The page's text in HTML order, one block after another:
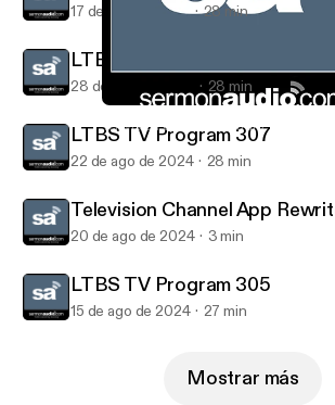
Television on SermonAudio
17 de sep de 2024 28 min
LTBS TV Program 304
28 de ago de 2024 28 min
LTBS TV Program 307
22 de ago de 2024 28 min
Television Channel App
20 de ago de 2024 3 min
LTBS TV Program 305
15 de ago de 2024 27 min
Mostrar más